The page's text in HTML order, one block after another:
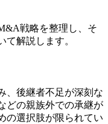
戦略を整理し、そ
解説します。
、後継者不足が深刻な
どの親族外での承継が
の選択肢が限られてい